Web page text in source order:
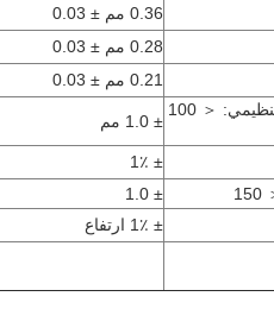
0.36 مم ± 0.03
0.28 مم ± 0.03
0.21 مم ± 0.03
التطوير التنظيمي: ＜ 100
± 1.0 مم
± 1٪
± 1.0
± 1٪ ارتفاع